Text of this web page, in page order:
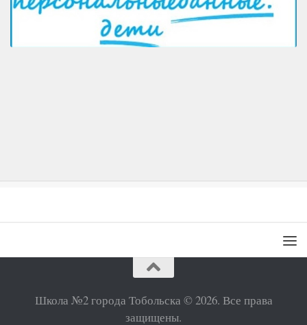
Школа №2 города Тобольска © 2026. Все права
защищены.